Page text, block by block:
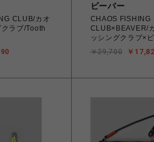
CLUB/カオ
ラブ/Tooth
ビーバー
CHAOS FISHING
CLUB×BEAVER/
ッシングクラブ×
￥
￥29,700